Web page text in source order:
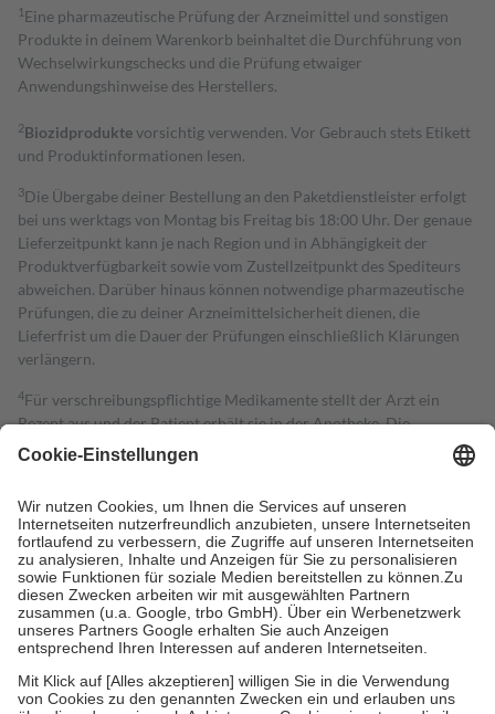
1 Eine pharmazeutische Prüfung der Arzneimittel und sonstigen
Produkte in deinem Warenkorb beinhaltet die Durchführung von
Wechselwirkungschecks und die Prüfung etwaiger
Anwendungshinweise des Herstellers.
2Biozidproduktevorsichtig verwenden. Vor Gebrauch stets Etikett
und Produktinformationen lesen.
3Die Übergabe deiner Bestellung an den Paketdienstleister erfolgt
bei uns werktags von Montag bis Freitag bis 18:00 Uhr. Der genaue
Lieferzeitpunkt kann je nach Region und in Abhängigkeit der
Produktverfügbarkeit sowie vom Zustellzeitpunkt des Spediteurs
abweichen. Darüber hinaus können notwendige pharmazeutische
Prüfungen, die zu deiner Arzneimittelsicherheit dienen, die
Lieferfrist um die Dauer der Prüfungen einschließlich Klärungen
verlängern.
4Für verschreibungspflichtige Medikamente stellt der Arzt ein
Rezept aus und der Patient erhält sie in der Apotheke. Die
gesetzliche Krankenversicherung übernimmt in der Regel die
Kosten dafür, der Versicherte trägt einen Teil davon als Zuzahlung
Grundsätzlich leisten Mitglieder Zuzahlungen in Höhe von zehn
Prozent des Abgabepreises,mindestens jedochfünf Euround
höchstens zehn Euro.Es sind jedoch nie mehr als die tatsächlichen
Kosten der Leistung zu entrichten.
Diese Regeln gelten grundsätzlich auch für Online-Apotheken.
Bei Heilmitteln und häuslicher Krankenpflege beträgt die
Zuzahlung zehn Prozent der Kosten sowie zehn Euro je
Verordnung.
Um das Engagement der Versicherten für ihre eigene Gesundheit zu